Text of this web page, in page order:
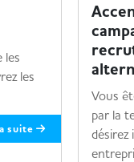
les
les
suite
Vous
par la